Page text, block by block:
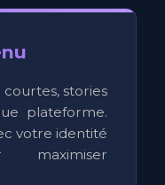
stories
plateforme.
votre identité